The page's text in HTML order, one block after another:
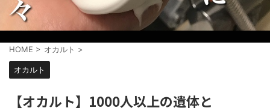
HOME > オカルト >
オカルト
【オカルト】1000人以上の遺体と